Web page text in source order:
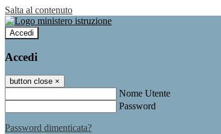
Salta al contenuto
Accedi
Accedi
button close ×
Nome Utente
Password
Password dimenticata?